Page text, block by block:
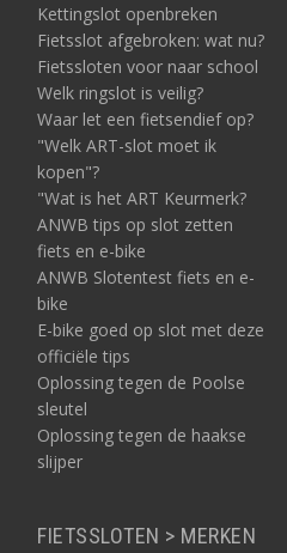
Kettingslot openbreken
Fietsslot afgebroken: wat nu?
Fietssloten voor naar school
Welk ringslot is veilig?
Waar let een fietsendief op?
"Welk ART-slot moet ik
kopen"?
"Wat is het ART Keurmerk?
ANWB tips op slot zetten
fiets en e-bike
ANWB Slotentest fiets en e-
bike
E-bike goed op slot met deze
officiële tips
Oplossing tegen de Poolse
sleutel
Oplossing tegen de haakse
slijper
FIETSSLOTEN > MERKEN